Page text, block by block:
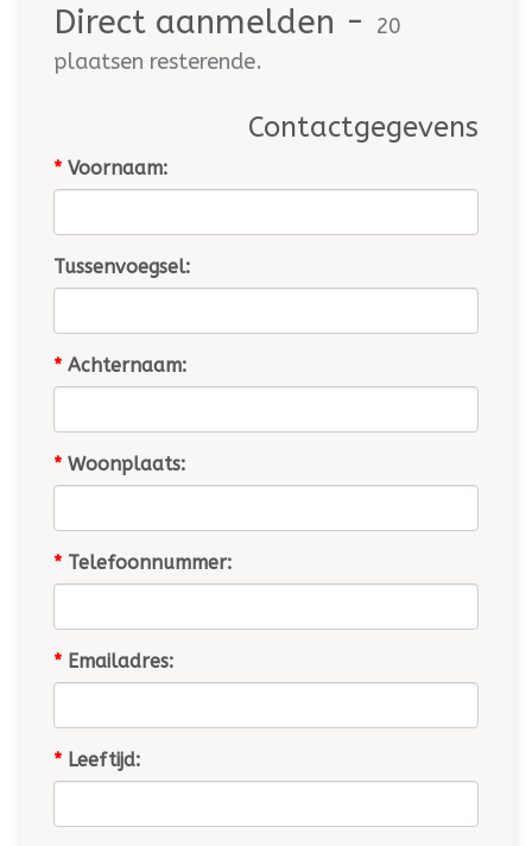
Direct aanmelden -
20
plaatsen resterende.
Contactgegevens
* Voornaam:
Tussenvoegsel:
* Achternaam:
* Woonplaats:
* Telefoonnummer:
* Emailadres:
* Leeftijd: